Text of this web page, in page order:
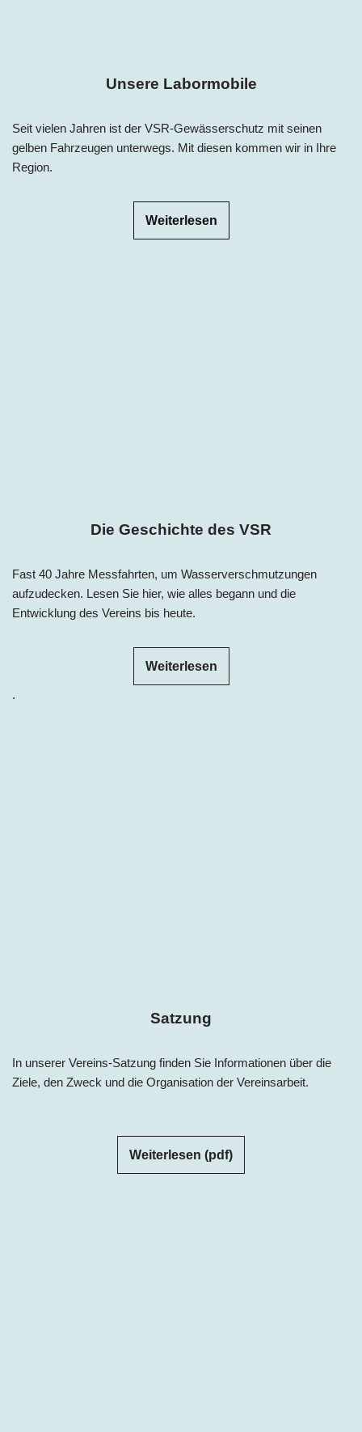
Unsere Labormobile
Seit vielen Jahren ist der VSR-Gewässerschutz mit seinen
gelben Fahrzeugen unterwegs. Mit diesen kommen wir in Ihre
Region.
Weiterlesen
Die Geschichte des VSR
Fast 40 Jahre Messfahrten, um Wasserverschmutzungen
aufzudecken. Lesen Sie hier, wie alles begann und die
Entwicklung des Vereins bis heute.
Weiterlesen
.
Satzung
In unserer Vereins-Satzung finden Sie Informationen über die
Ziele, den Zweck und die Organisation der Vereinsarbeit.
Weiterlesen (pdf)